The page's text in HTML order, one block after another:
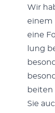
Wir
einem
eine
lung
beit­en
Sie